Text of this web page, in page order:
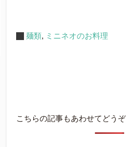
麺類, ミニネオのお料理
こちらの記事もあわせてどうぞ